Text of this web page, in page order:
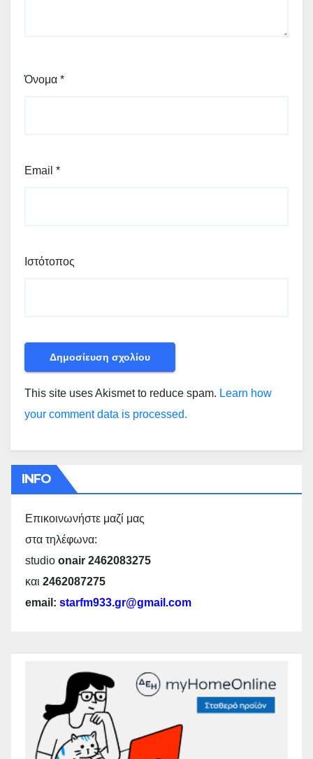
Όνομα *
Email *
Ιστότοπος
This site uses Akismet to reduce spam. Learn how
your comment data is processed.
INFO
Επικοινωνήστε μαζί μας
στα τηλέφωνα:
studio onair 2462083275
και 2462087275
email: starfm933.gr@gmail.com